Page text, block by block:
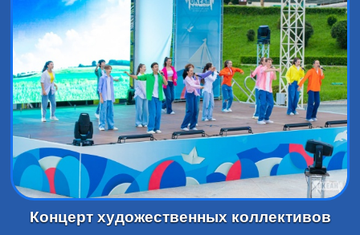
Концерт художественных коллективов